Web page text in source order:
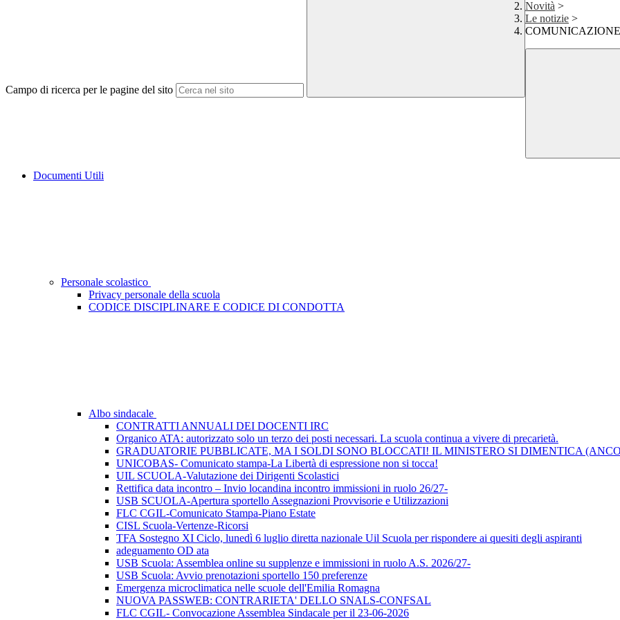
Campo di ricerca per le pagine del sito
Novità >
Le notizie >
Documenti Utili
Personale scolastico
Privacy personale della scuola
CODICE DISCIPLINARE E CODICE DI CONDOTTA
Albo sindacale
CONTRATTI ANNUALI DEI DOCENTI IRC
Organico ATA: autorizzato solo un terzo dei posti necessari. La scuola continua a vivere di precarietà.
GRADUATORIE PUBBLICATE, MA I SOLDI SONO BLOCCATI! IL MINISTERO SI DIMENTICA
UNICOBAS- Comunicato stampa-La Libertà di espressione non si tocca!
UIL SCUOLA-Valutazione dei Dirigenti Scolastici
Rettifica data incontro – Invio locandina incontro immissioni in ruolo 26/27-
USB SCUOLA-Apertura sportello Assegnazioni Provvisorie e Utilizzazioni
FLC CGIL-Comunicato Stampa-Piano Estate
CISL Scuola-Vertenze-Ricorsi
TFA Sostegno XI Ciclo, lunedì 6 luglio diretta nazionale Uil Scuola per rispondere ai quesiti degli aspiranti
adeguamento OD ata
USB Scuola: Assemblea online su supplenze e immissioni in ruolo A.S. 2026/27-
USB Scuola: Avvio prenotazioni sportello 150 preferenze
Emergenza microclimatica nelle scuole dell'Emilia Romagna
NUOVA PASSWEB: CONTRARIETA' DELLO SNALS-CONFSAL
FLC CGIL- Convocazione Assemblea Sindacale per il 23-06-2026